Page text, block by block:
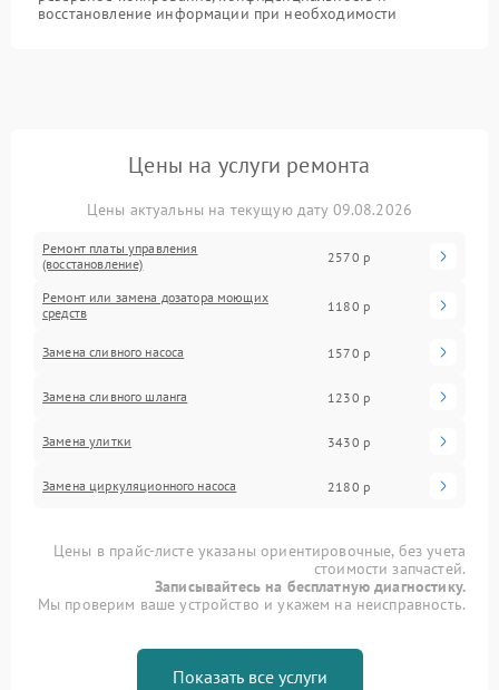
восстановление информации при необходимости
Цены на услуги ремонта
Цены актуальны на текущую дату 09.08.2026
Ремонт платы управления
(восстановление)
2570 р
Ремонт или замена дозатора моющих
средств
1180 р
Замена сливного насоса 1570 р
Замена сливного шланга 1230 р
Замена улитки 3430 р
Замена циркуляционного насоса 2180 р
Цены в прайс-листе указаны ориентировочные, без учета
стоимости запчастей.
Записывайтесь на бесплатную диагностику.
Мы проверим ваше устройство и укажем на неисправность.
Показать все услуги